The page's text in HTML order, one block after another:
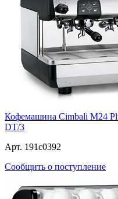
Кофемашина Cimbali M24
DT/3
Арт. 191c0392
Сообщить о поступление